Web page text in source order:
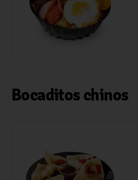
Bocaditos chinos